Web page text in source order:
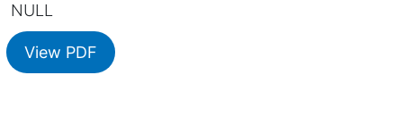
NULL
View PDF